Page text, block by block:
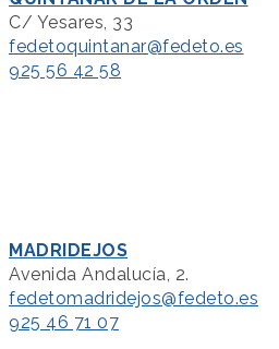
C/ Yesares, 33
fedetoquintanar@fedeto.es
925 56 42 58
MADRIDEJOS
Avenida Andalucía, 2.
fedetomadridejos@fedeto.es
925 46 71 07